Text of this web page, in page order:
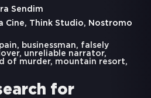
Sendim
Cine, Think Studio, Nostromo
, businessman, falsely
, unreliable narrator,
of murder, mountain resort,
for